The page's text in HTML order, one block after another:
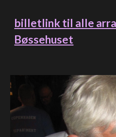
billetlink til alle
Bøssehuset